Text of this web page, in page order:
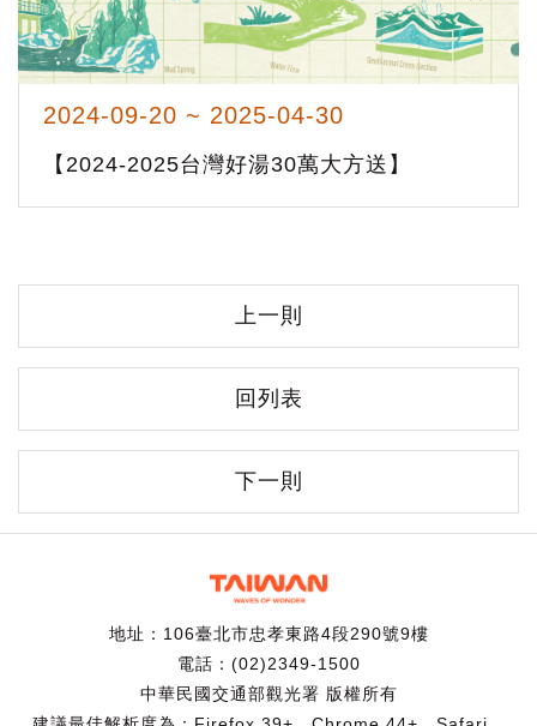
2024-09-20 ~ 2025-04-30
【2024-2025台灣好湯30萬大方送】
上一則
回列表
下一則
地址：106臺北市忠孝東路4段290號9樓
電話：(02)2349-1500
中華民國交通部觀光署 版權所有